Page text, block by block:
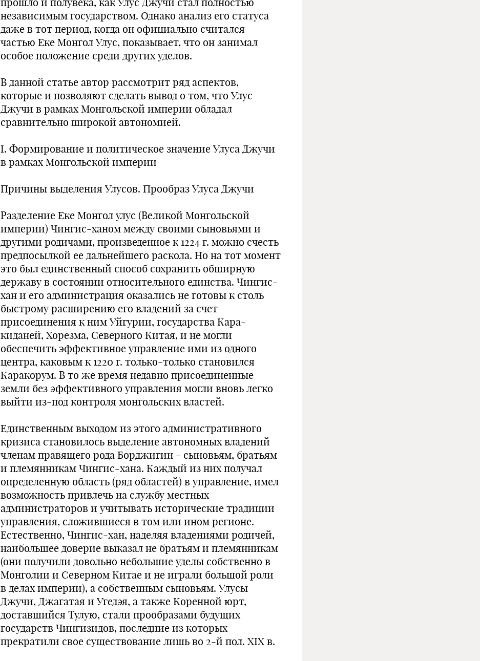
независимым государством. Однако анализ его статуса
даже в тот период, когда он официально считался
частью Еке Монгол Улус, показывает, что он занимал
особое положение среди других уделов.
В данной статье автор рассмотрит ряд аспектов,
которые и позволяют сделать вывод о том, что Улус
Джучи в рамках Монгольской империи обладал
сравнительно широкой автономией.
I. Формирование и политическое значение Улуса Джучи
в рамках Монгольской империи
Причины выделения Улусов. Прообраз Улуса Джучи
Разделение Еке Монгол улус (Великой Монгольской
империи) Чингис-ханом между своими сыновьями и
другими родичами, произведенное к 1224 г. можно счесть
предпосылкой ее дальнейшего раскола. Но на тот момент
это был единственный способ сохранить обширную
державу в состоянии относительного единства. Чингис-
хан и его администрация оказались не готовы к столь
быстрому расширению его владений за счет
присоединения к ним Уйгурии, государства Кара-
киданей, Хорезма, Северного Китая, и не могли
обеспечить эффективное управление ими из одного
центра, каковым к 1220 г. только-только становился
Каракорум. В то же время недавно присоединенные
земли без эффективного управления могли вновь легко
выйти из-под контроля монгольских властей.
Единственным выходом из этого административного
кризиса становилось выделение автономных владений
членам правящего рода Борджигин - сыновьям, братьям
и племянникам Чингис-хана. Каждый из них получал
определенную область (ряд областей) в управление, имел
возможность привлечь на службу местных
администраторов и учитывать исторические традиции
управления, сложившиеся в том или ином регионе.
Естественно, Чингис-хан, наделяя владениями родичей,
наибольшее доверие выказал не братьям и племянникам
(они получили довольно небольшие уделы собственно в
Монголии и Северном Китае и не играли большой роли
в делах империи), а собственным сыновьям. Улусы
Джучи, Джагатая и Угедэя, а также Коренной юрт,
доставшийся Тулую, стали прообразами будущих
государств Чингизидов, последние из которых
прекратили свое существование лишь во 2-й пол. XIX в.